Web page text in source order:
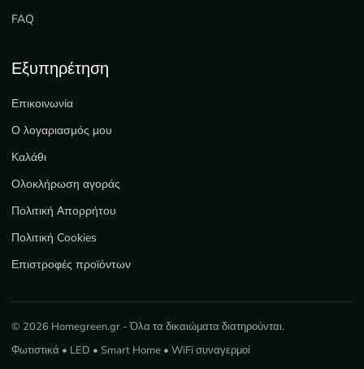
FAQ
Εξυπηρέτηση
Επικοινωνία
Ο λογαριασμός μου
Καλάθι
Ολοκλήρωση αγοράς
Πολιτική Απορρήτου
Πολιτική Cookies
Επιστροφές προϊόντων
© 2026 Homegreen.gr - Όλα τα δικαιώματα διατηρούνται.
Φωτιστικά • LED • Smart Home • WiFi συναγερμοί